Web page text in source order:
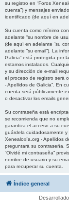
su registro en “Foros
cuenta”) y mensajes
identificado (de aquí en
Su cuenta como mínimo
adelante “su nombre de
(de aquí en adelante “su
adelante “su email”). La
Galicia” está protegida por
estamos instalados.
y su dirección de e-mail
el proceso de registro será
- Apellidos de Galicia”. En
cuenta será públicamente
o desactivar los emails
Su contraseña está
se recomienda que no
garantiza el acceso a su
guárdela cuidadosamente y
Xenealoxía.org - Apellidos
preguntará su contraseña.
“Olvidé mi contraseña”
nombre de usuario y su
para recuperar su cuenta.
Índice general